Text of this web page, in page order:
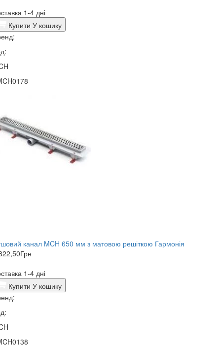
1-4 дні
Купити У кошику
канал MCH 650 мм з матовою решіткою Гармонія
Грн
1-4 дні
Купити У кошику